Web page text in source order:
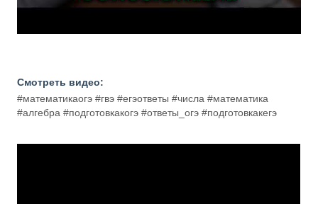
Смотреть видео:
#математикаогэ #гвэ #егэответы #числа #математика
#алгебра #подготовкакогэ #ответы_огэ #подготовкакегэ